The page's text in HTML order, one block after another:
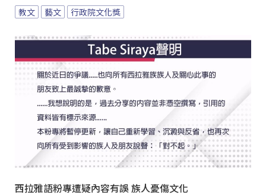
教文 藝文 行政院文化獎
西拉雅語粉專遭疑內容有誤 族人憂傷文化